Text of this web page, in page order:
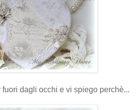
fuori dagli occhi e vi spiego perchè...